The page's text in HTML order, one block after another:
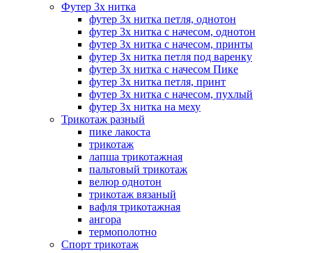
Футер 3х нитка
футер 3х нитка петля, однотон
футер 3х нитка с начесом, однотон
футер 3х нитка с начесом, принты
футер 3х нитка петля под варенку
футер 3х нитка с начесом Пике
футер 3х нитка петля, принт
футер 3х нитка с начесом, пухлый
футер 3х нитка на меху
Трикотаж разный
пике лакоста
трикотаж
лапша трикотажная
пальтовый трикотаж
велюр однотон
трикотаж вязаный
вафля трикотажная
ангора
термополотно
Спорт трикотаж